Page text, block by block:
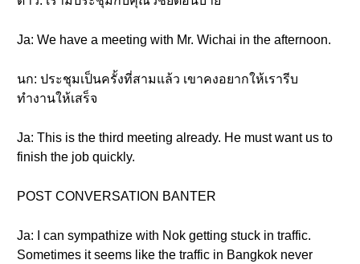
Ja: We have a meeting with Mr. Wichai in the afternoon.
นก: ประชุมเป็นครั้งที่สามแล้ว เขาคงอยากให้เรารีบ
ทำงานให้เสร็จ
Ja: This is the third meeting already. He must want us to
finish the job quickly.
POST CONVERSATION BANTER
Ja: I can sympathize with Nok getting stuck in traffic.
Sometimes it seems like the traffic in Bangkok never